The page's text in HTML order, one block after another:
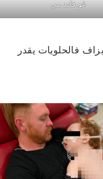
غو فاند مي
فالحلويات يقدر